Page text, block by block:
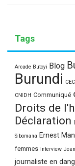
Tags
Arcade Butoyi Blog
Burundi
CNIDH Communiqué
Droits de
Déclaration
Sibomana Ernest
femmes Interview
journaliste en